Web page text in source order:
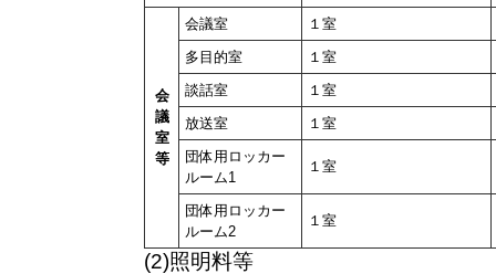
会
議
室
等
会議室
１室
多目的室
１室
談話室
１室
放送室
１室
団体用ロッカー
ルーム1
１室
団体用ロッカー
ルーム2
１室
(2)照明料等